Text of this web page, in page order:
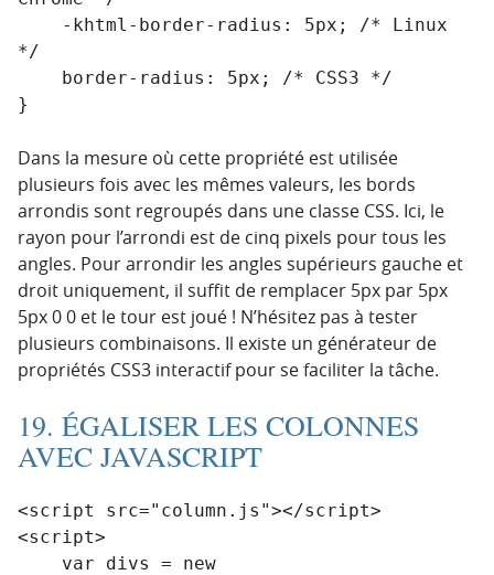
*/
Dans la mesure où cette propriété est utilisée
plusieurs fois avec les mêmes valeurs, les bords
arrondis sont regroupés dans une classe CSS. Ici, le
rayon pour l’arrondi est de cinq pixels pour tous les
angles. Pour arrondir les angles supérieurs gauche et
droit uniquement, il suffit de remplacer 5px par 5px
5px 0 0 et le tour est joué ! N’hésitez pas à tester
plusieurs combinaisons. Il existe un générateur de
propriétés CSS3 interactif pour se faciliter la tâche.
19. ÉGALISER LES COLONNES
AVEC JAVASCRIPT
<script src="column.js"></script>
<script>